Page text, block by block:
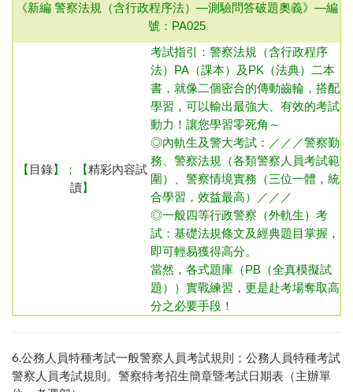
《新編 警察法規（含行政程序法）—測驗問答破題奧義》—編
號：PA025
【 目錄】；【精彩內容試
讀】
考試指引： 警察法規（含行政程序
法）
PA（課本）及PK（法典）二本
書，就像二個密合的傳動齒輪，搭配
學習，可以輸出最強大、有效的考試
動力！讓您學習零死角～
◎內軌生及警大考試：／／／警察勤
務、警察法規（各類警察人員考試範
圍）、警察情境實務（三位一體，統
合學習，效益最高）／／／
◎一般四等行政警察（外軌生） 考
試：基礎法規條文及經典題目掌握，
即可輕易獲得高分。
當然，各式題庫（PB（全真模擬試
題））實戰練習，更是赴考場奪取高
分之必要手段！
6.公務人員特種考試一般警察人員考試規則 ； 公務人員特種考試
警察人員考試規則 。 警察特考招生簡章暨考試日期表（主辦單